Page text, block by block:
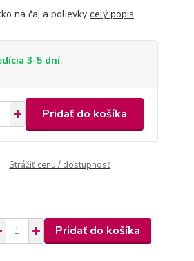
na čaj a polievky celý popis
3-5 dní
Pridať do košíka
Strážiť cenu / dostupnosť
Pridať do košíka